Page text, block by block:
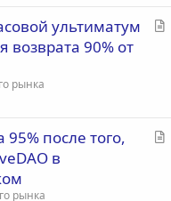
С
ультиматум
90% от
рынка
С
95% после того,
в
рынка